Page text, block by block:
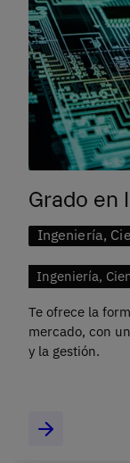
Grado en
Ingeniería,
Ingeniería,
Te ofrece la
mercado, con
y la gestión.